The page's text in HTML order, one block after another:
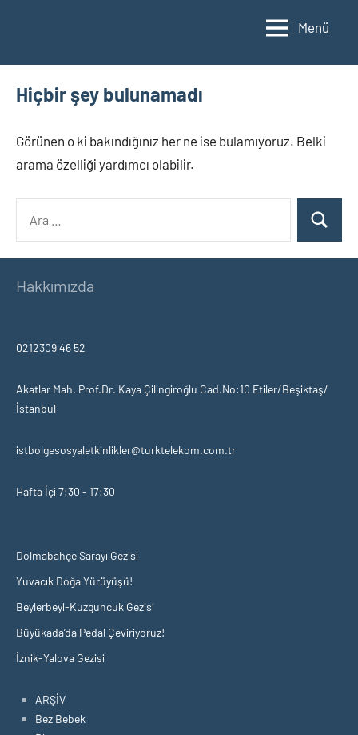
Menü
Hiçbir şey bulunamadı
Görünen o ki bakındığınız her ne ise bulamıyoruz. Belki
arama özelliği yardımcı olabilir.
Ara
Hakkımızda
0212309 46 52
Akatlar Mah. Prof.Dr. Kaya Çilingiroğlu Cad.No:10 Etiler/Beşiktaş/
İstanbul
istbolgesosyaletkinlikler@turktelekom.com.tr
Hafta İçi 7:30 - 17:30
Dolmabahçe Sarayı Gezisi
Yuvacık Doğa Yürüyüşü!
Beylerbeyi-Kuzguncuk Gezisi
Büyükada’da Pedal Çeviriyoruz!
İznik-Yalova Gezisi
ARŞİV
Bez Bebek